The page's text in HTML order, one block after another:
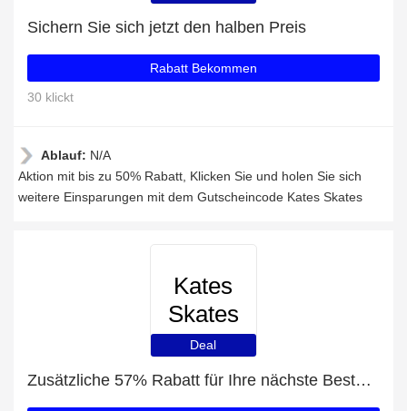
Sichern Sie sich jetzt den halben Preis
Rabatt Bekommen
30 klickt
Ablauf: N/A
Aktion mit bis zu 50% Rabatt, Klicken Sie und holen Sie sich
weitere Einsparungen mit dem Gutscheincode Kates Skates
Kates
Skates
Deal
Zusätzliche 57% Rabatt für Ihre nächste Bestellung